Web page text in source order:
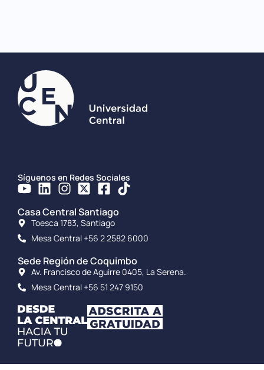
Síguenos en Redes Sociales
Casa Central Santiago
Toesca 1783, Santiago
Mesa Central +56 2 2582 6000
Sede Región de Coquimbo
Av. Francisco de Aguirre 0405, La Serena.
Mesa Central +56 51 247 9150